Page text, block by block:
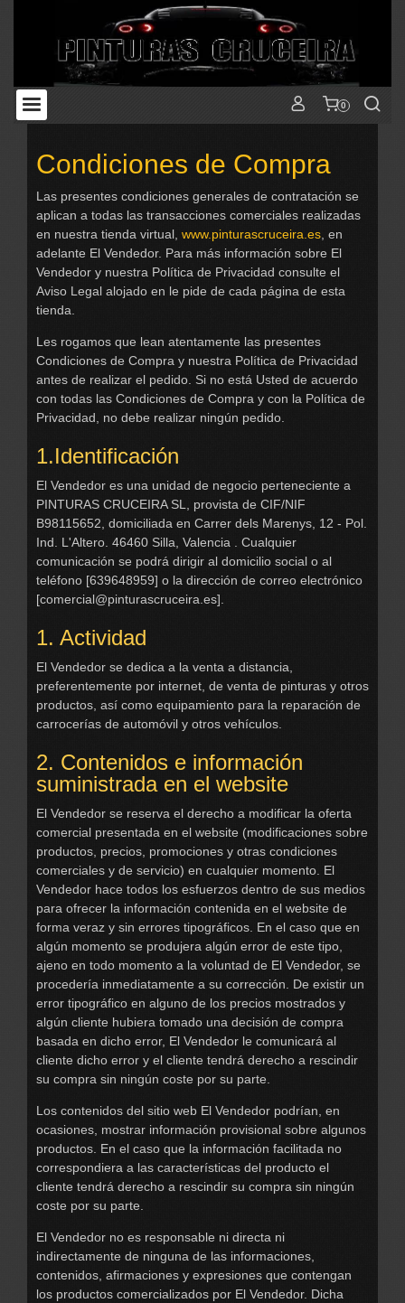
0
Condiciones de Compra
Las presentes condiciones generales de contratación se
aplican a todas las transacciones comerciales realizadas
en nuestra tienda virtual, www.pinturascruceira.es, en
adelante El Vendedor. Para más información sobre El
Vendedor y nuestra Política de Privacidad consulte el
Aviso Legal alojado en le pide de cada página de esta
tienda.
Les rogamos que lean atentamente las presentes
Condiciones de Compra y nuestra Política de Privacidad
antes de realizar el pedido. Si no está Usted de acuerdo
con todas las Condiciones de Compra y con la Política de
Privacidad, no debe realizar ningún pedido.
1.Identificación
El Vendedor es una unidad de negocio perteneciente a
PINTURAS CRUCEIRA SL, provista de CIF/NIF
B98115652, domiciliada en Carrer dels Marenys, 12 - Pol.
Ind. L'Altero. 46460 Silla, Valencia . Cualquier
comunicación se podrá dirigir al domicilio social o al
teléfono [639648959] o la dirección de correo electrónico
[comercial@pinturascruceira.es].
1. Actividad
El Vendedor se dedica a la venta a distancia,
preferentemente por internet, de venta de pinturas y otros
productos, así como equipamiento para la reparación de
carrocerías de automóvil y otros vehículos.
2. Contenidos e información
suministrada en el website
El Vendedor se reserva el derecho a modificar la oferta
comercial presentada en el website (modificaciones sobre
productos, precios, promociones y otras condiciones
comerciales y de servicio) en cualquier momento. El
Vendedor hace todos los esfuerzos dentro de sus medios
para ofrecer la información contenida en el website de
forma veraz y sin errores tipográficos. En el caso que en
algún momento se produjera algún error de este tipo,
ajeno en todo momento a la voluntad de El Vendedor, se
procedería inmediatamente a su corrección. De existir un
error tipográfico en alguno de los precios mostrados y
algún cliente hubiera tomado una decisión de compra
basada en dicho error, El Vendedor le comunicará al
cliente dicho error y el cliente tendrá derecho a rescindir
su compra sin ningún coste por su parte.
Los contenidos del sitio web El Vendedor podrían, en
ocasiones, mostrar información provisional sobre algunos
productos. En el caso que la información facilitada no
correspondiera a las características del producto el
cliente tendrá derecho a rescindir su compra sin ningún
coste por su parte.
El Vendedor no es responsable ni directa ni
indirectamente de ninguna de las informaciones,
contenidos, afirmaciones y expresiones que contengan
los productos comercializados por El Vendedor. Dicha